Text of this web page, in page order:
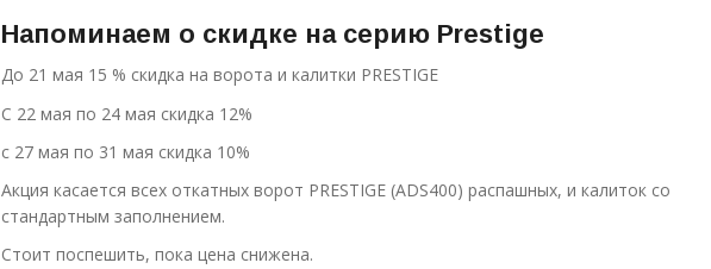
Напоминаем о скидке на серию Prestige
До 21 мая 15 % скидка на ворота и калитки PRESTIGE
С 22 мая по 24 мая скидка 12%
с 27 мая по 31 мая скидка 10%
Акция касается всех откатных ворот PRESTIGE (ADS400) распашных, и калиток со
стандартным заполнением.
Стоит поспешить, пока цена снижена.